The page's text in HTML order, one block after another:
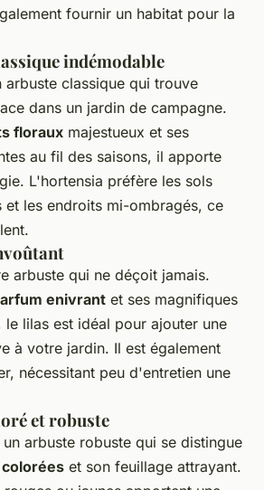
fournir un habitat pour la
indémodable
arbuste classique qui trouve
dans un jardin de campagne.
floraux majestueux et ses
au fil des saisons, il apporte
L'hortensia préfère les sols
et les endroits mi-ombragés, ce
arbuste qui ne déçoit jamais.
enivrant et ses magnifiques
lilas est idéal pour ajouter une
à votre jardin. Il est également
nécessitant peu d'entretien une
et robuste
un arbuste robuste qui se distingue
et son feuillage attrayant.